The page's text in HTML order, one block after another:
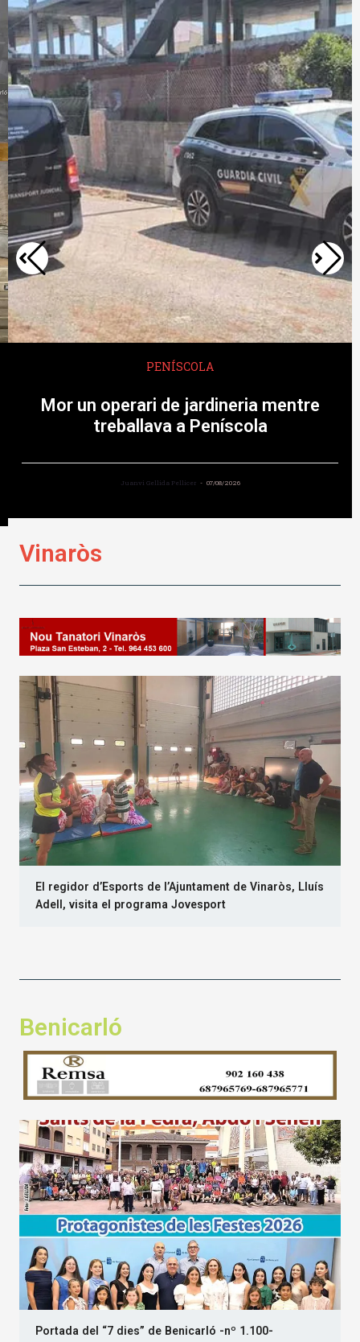
PENÍSCOLA
Mor un operari de jardineria mentre
treballava a Peníscola
Juanvi Gellida Pellicer 07/08/2026
Vinaròs
El regidor d’Esports de l’Ajuntament de Vinaròs, Lluís
Adell, visita el programa Jovesport
Benicarló
Portada del “7 dies” de Benicarló -nº 1.100-